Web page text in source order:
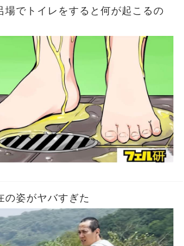
場でトイレをすると何が起こるの
の姿がヤバすぎた